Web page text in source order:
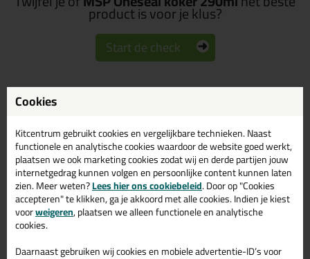
product is voor je klus?
Start de check
Omschrijving
MSP Oneseal koker 290ml
in Cremewit RAL 9001
Zoek je kit in een specifieke kleur? Gevonden! Deze glaskit MSP
Oneseal koker 290ml in de kleur Cremewit RAL 9001 is te
gebruiken voor verschillende toepassingen. Een duurzame en
veelzijdige kit welke makkelijk te verwerken is. Perfect als je een
bijpassende kleur zoekt met gegarandeerd een topresultaat.
vandaag nog! Op voorraad en op werkdagen besteld = morgen in
Cookies
Kitcentrum gebruikt cookies en vergelijkbare technieken. Naast
functionele en analytische cookies waardoor de website goed werkt,
plaatsen we ook marketing cookies zodat wij en derde partijen jouw
internetgedrag kunnen volgen en persoonlijke content kunnen laten
zien. Meer weten?Lees hier ons cookiebeleid. Door op "Cookies
accepteren" te klikken, ga je akkoord met alle cookies. Indien je kiest
voorweigeren, plaatsen we alleen functionele en analytische
cookies.
Daarnaast gebruiken wij cookies en mobiele advertentie-ID’s voor